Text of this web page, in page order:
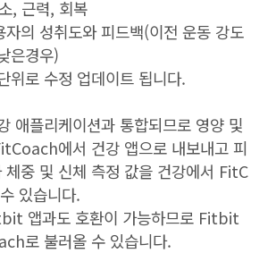
, 근력, 회복
의 성취도와 피드백(이전 운동 강도
은경우)
위로 수정 업데이트 됩니다.
애플리케이션과 통합되므로 영양 및
에서 건강 앱으로 내보내고 피
체중 및 신체 측정 값을 건강에서 FitC
있습니다.
앱과도 호환이 가능하므로 Fitbit
로 불러올 수 있습니다.